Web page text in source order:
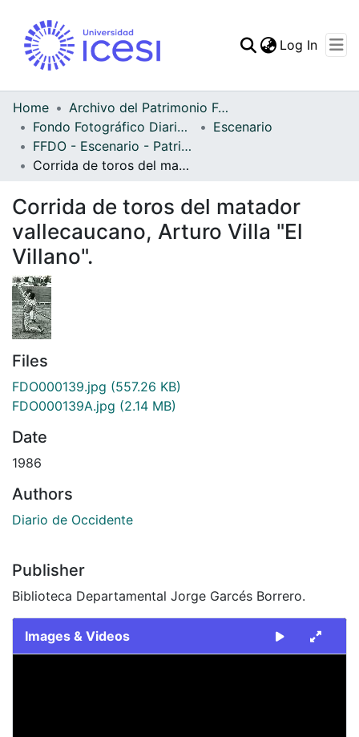
Statistics
Log In
Home
Archivo del Patrimonio Fotográfico y Fílmico del Valle del Cauca
Fondo Fotográfico Diario Occidente
Escenario
FFDO - Escenario - Patrimonial
Corrida de toros del matador vallecaucano, Arturo Villa "El Villano".
Corrida de toros del matador
vallecaucano, Arturo Villa "El
Villano".
Files
FDO000139.jpg (557.26 KB)
FDO000139A.jpg (2.14 MB)
Date
1986
Authors
Diario de Occidente
Publisher
Biblioteca Departamental Jorge Garcés Borrero.
Images & Videos